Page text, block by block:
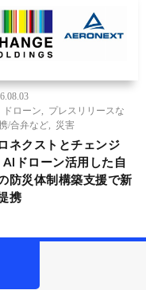
ドローン
プレスリリースな
/合弁など 災害
ネクストとチェンジ
AIドローン活用した自
防災体制構築支援で新
携